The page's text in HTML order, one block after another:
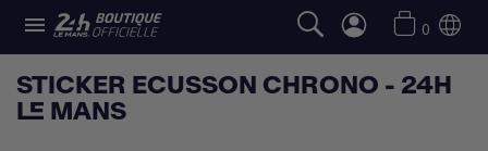
 0
STICKER ECUSSON CHRONO - 24H
LE MANS